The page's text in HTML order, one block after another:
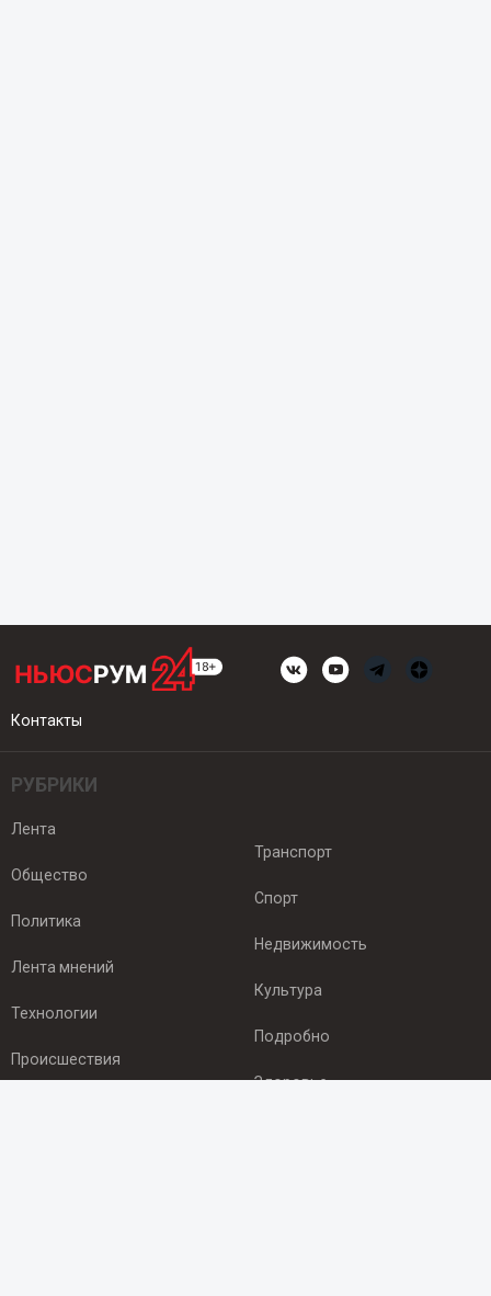
Контакты
РУБРИКИ
Лента
Общество
Политика
Лента мнений
Технологии
Происшествия
Транспорт
Спорт
Недвижимость
Культура
Подробно
Здоровье